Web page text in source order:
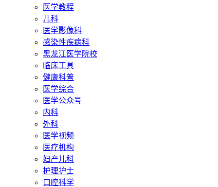
医学教程
儿科
医学影像科
感染性疾病科
黑龙江医学院校
临床工具
健康科普
医学综合
医学公众号
内科
外科
医学视频
医疗机构
妇产儿科
护理护士
口腔科学